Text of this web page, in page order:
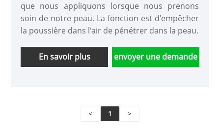
que nous appliquons lorsque nous prenons
soin de notre peau. La fonction est d'empêcher
la poussière dans l'air de pénétrer dans la peau.
En savoir plus envoyer une demande
< 1 >